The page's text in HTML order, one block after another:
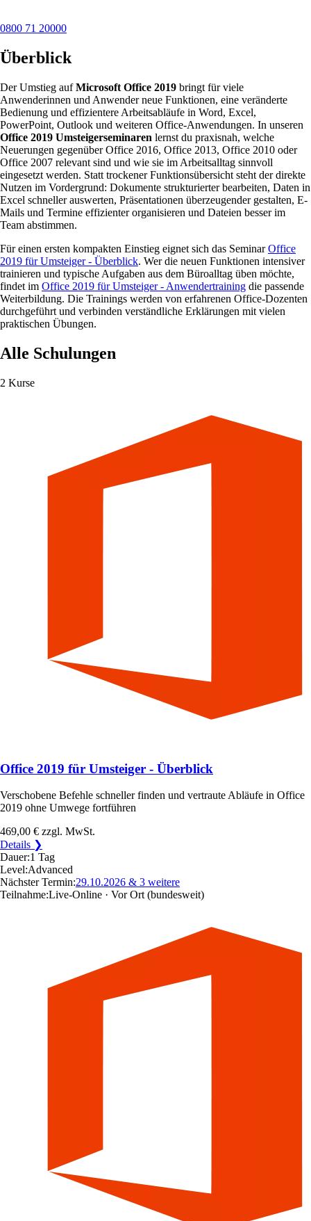
0800 71 20000
Überblick
Der Umstieg aufMicrosoft Office 2019 bringt für viele
Anwenderinnen und Anwender neue Funktionen, eine veränderte
Bedienung und effizientere Arbeitsabläufe in Word, Excel,
PowerPoint, Outlook und weiteren Office-Anwendungen. In unseren
Office 2019 Umsteigerseminaren lernst du praxisnah, welche
Neuerungen gegenüber Office 2016, Office 2013, Office 2010 oder
Office 2007 relevant sind und wie sie im Arbeitsalltag sinnvoll
eingesetzt werden. Statt trockener Funktionsübersicht steht der direkte
Nutzen im Vordergrund: Dokumente strukturierter bearbeiten, Daten in
Excel schneller auswerten, Präsentationen überzeugender gestalten, E-
Mails und Termine effizienter organisieren und Dateien besser im
Team abstimmen.
Für einen ersten kompakten Einstieg eignet sich das SeminarOffice
2019 für Umsteiger - Überblick. Wer die neuen Funktionen intensiver
trainieren und typische Aufgaben aus dem Büroalltag üben möchte,
findet im Office 2019 für Umsteiger - Anwendertraining die passende
Weiterbildung. Die Trainings werden von erfahrenen Office-Dozenten
durchgeführt und verbinden verständliche Erklärungen mit vielen
praktischen Übungen.
Alle Schulungen
2 Kurse
Office 2019 für Umsteiger - Überblick
Verschobene Befehle schneller finden und vertraute Abläufe in Office
2019 ohne Umwege fortführen
469,00 € zzgl. MwSt.
Details ❯
Dauer:1 Tag
Level:Advanced
Nächster Termin:29.10.2026 & 3 weitere
Teilnahme:Live-Online · Vor Ort (bundesweit)